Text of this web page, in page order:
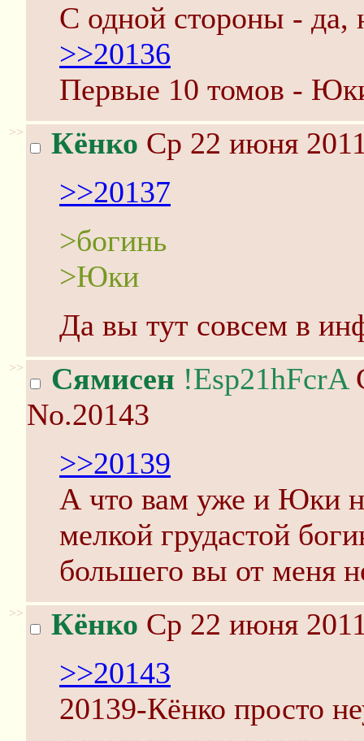
С одной стороны - да,
>>20136
Первые 10 томов -
>> Кёнко Ср 22 июня
>>20137
>богинь
>Юки
Да вы тут совсем в
>> Сямисен !Esp21hFcrA
No.20143
>>20139
А что вам уже и Юки
мелкой грудастой
большего вы от меня
>> Кёнко Ср 22 июня
>>20143
20139-Кёнко просто